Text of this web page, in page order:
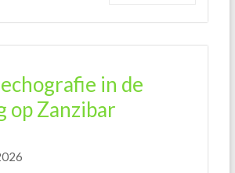
in de
op Zanzibar